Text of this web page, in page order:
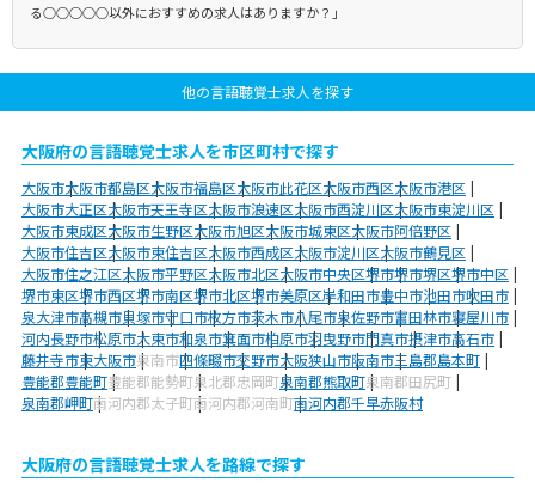
る○○○○○以外におすすめの求人はありますか？」
他の言語聴覚士求人を探す
大阪府の言語聴覚士求人を市区町村で探す
大阪市大阪市都島区大阪市福島区大阪市此花区大阪市西区大阪市港区
大阪市大正区大阪市天王寺区大阪市浪速区大阪市西淀川区大阪市東淀川区
大阪市東成区大阪市生野区大阪市旭区大阪市城東区大阪市阿倍野区
大阪市住吉区大阪市東住吉区大阪市西成区大阪市淀川区大阪市鶴見区
大阪市住之江区大阪市平野区大阪市北区大阪市中央区堺市堺市堺区堺市中区
堺市東区堺市西区堺市南区堺市北区堺市美原区岸和田市豊中市池田市吹田市
泉大津市高槻市貝塚市守口市枚方市茨木市八尾市泉佐野市富田林市寝屋川市
河内長野市松原市大東市和泉市箕面市柏原市羽曳野市門真市摂津市高石市
藤井寺市東大阪市泉南市四條畷市交野市大阪狭山市阪南市三島郡島本町
豊能郡豊能町豊能郡能勢町泉北郡忠岡町泉南郡熊取町泉南郡田尻町
泉南郡岬町南河内郡太子町南河内郡河南町南河内郡千早赤阪村
大阪府の言語聴覚士求人を路線で探す